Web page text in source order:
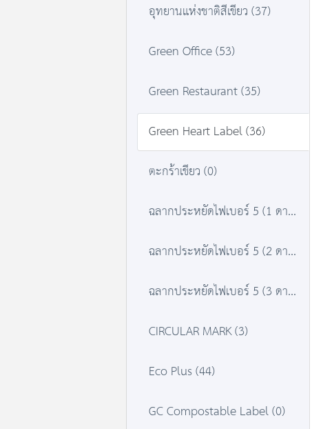
อุทยานแห่งชาติสีเขียว (37)
Green Office (53)
Green Restaurant (35)
Green Heart Label (36)
ตะกร้าเขียว (0)
ฉลากประหยัดไฟเบอร์ 5 (1 ดาว) (380)
ฉลากประหยัดไฟเบอร์ 5 (2 ดาว) (384)
ฉลากประหยัดไฟเบอร์ 5 (3 ดาว) (491)
CIRCULAR MARK (3)
Eco Plus (44)
GC Compostable Label (0)